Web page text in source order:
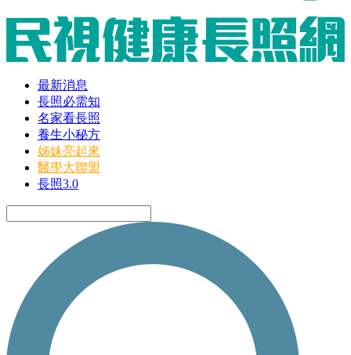
最新消息
長照必需知
名家看長照
養生小秘方
姊妹亮起來
醫學大聯盟
長照3.0